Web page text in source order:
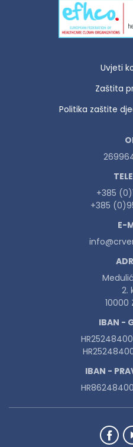
Uvjeti
Zaštita
Politika zaštite
+385
+385
E-
2.
10000
IBAN -
IBAN -